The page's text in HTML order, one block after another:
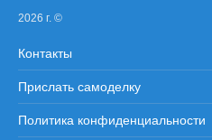
2026 г. ©
Контакты
Прислать самоделку
Политика конфиденциальности